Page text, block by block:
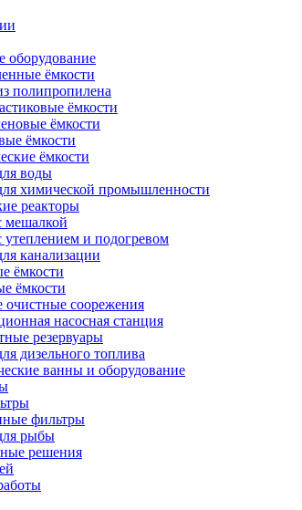
оборудование
ёмкости
полипропилена
ёмкости
ёмкости
ёмкости
ёмкости
воды
химической промышленности
реакторы
мешалкой
утеплением и подогревом
канализации
ёмкости
ёмкости
соорежения
насосная станция
резервуары
дизельного топлива
ванны и оборудование
фильтры
рыбы
решения